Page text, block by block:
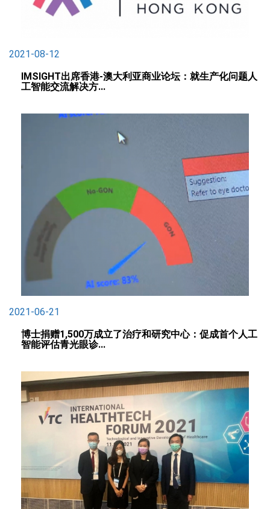
2021-08-12
IMSIGHT出席香港-澳大利亚商业论坛：就生产化问题人
工智能交流解决方...
2021-06-21
博士捐赠1,500万成立了治疗和研究中心：促成首个人工
智能评估青光眼诊...